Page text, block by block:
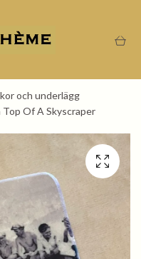
och underlägg
Of A Skyscraper